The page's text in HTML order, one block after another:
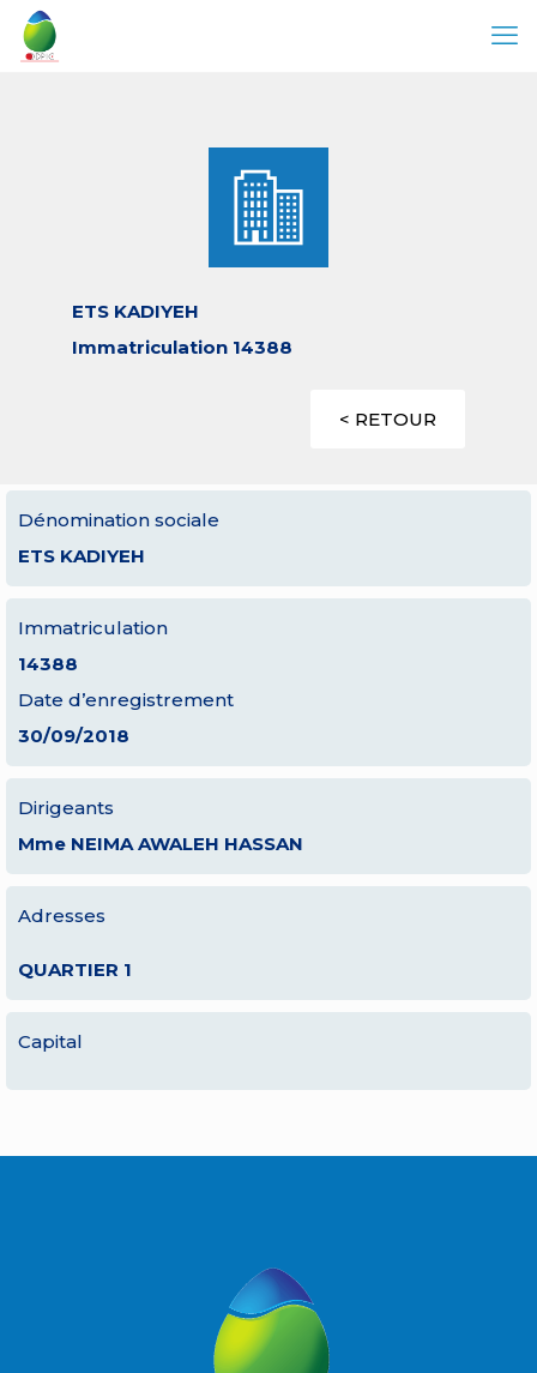
ETS KADIYEH
Immatriculation 14388
< RETOUR
Dénomination sociale
ETS KADIYEH
Immatriculation
14388
Date d’enregistrement
30/09/2018
Dirigeants
Mme NEIMA AWALEH HASSAN
Adresses
QUARTIER 1
Capital